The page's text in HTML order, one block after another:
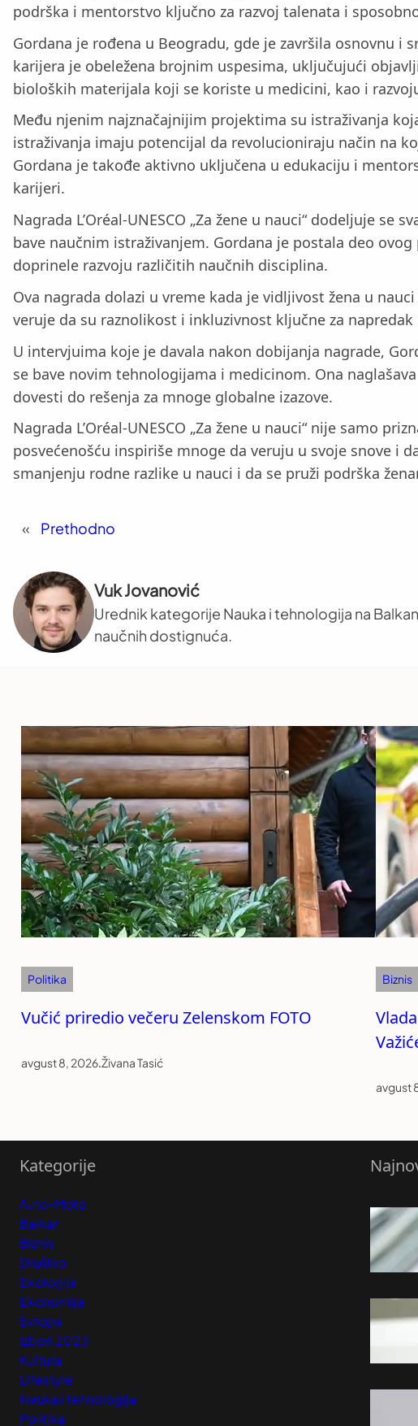
podrška i mentorstvo ključno za razvoj talenata i
Gordana je rođena u Beogradu, gde je završila osnovnu i
karijera je obeležena brojnim uspesima, uključujući
bioloških materijala koji se koriste u medicini, kao i
Među njenim najznačajnijim projektima su istraživanja
istraživanja imaju potencijal da revolucioniraju način na
Gordana je takođe aktivno uključena u edukaciju i
karijeri.
Nagrada L’Oréal-UNESCO „Za žene u nauci“ dodeljuje
bave naučnim istraživanjem. Gordana je postala deo
doprinele razvoju različitih naučnih disciplina.
Ova nagrada dolazi u vreme kada je vidljivost žena u
veruje da su raznolikost i inkluzivnost ključne za
U intervjuima koje je davala nakon dobijanja nagrade,
se bave novim tehnologijama i medicinom. Ona
dovesti do rešenja za mnoge globalne izazove.
Nagrada L’Oréal-UNESCO „Za žene u nauci“ nije samo
posvećenošću inspiriše mnoge da veruju u svoje snove i
smanjenju rodne razlike u nauci i da se pruži podrška
« Prethodno
Vuk Jovanović
Urednik kategorije Nauka i tehnologija na
naučnih dostignuća.
Politika
Vučić priredio večeru Zelenskom FOTO
avgust 8, 2026.Živana Tasić
Biznis
avgust
Kategorije
Auto-Moto
Balkan
Biznis
Društvo
Ekologija
Ekonomija
Evropa
Izbori 2023
Kultura
Lifestyle
Nauka i tehnologija
Politika